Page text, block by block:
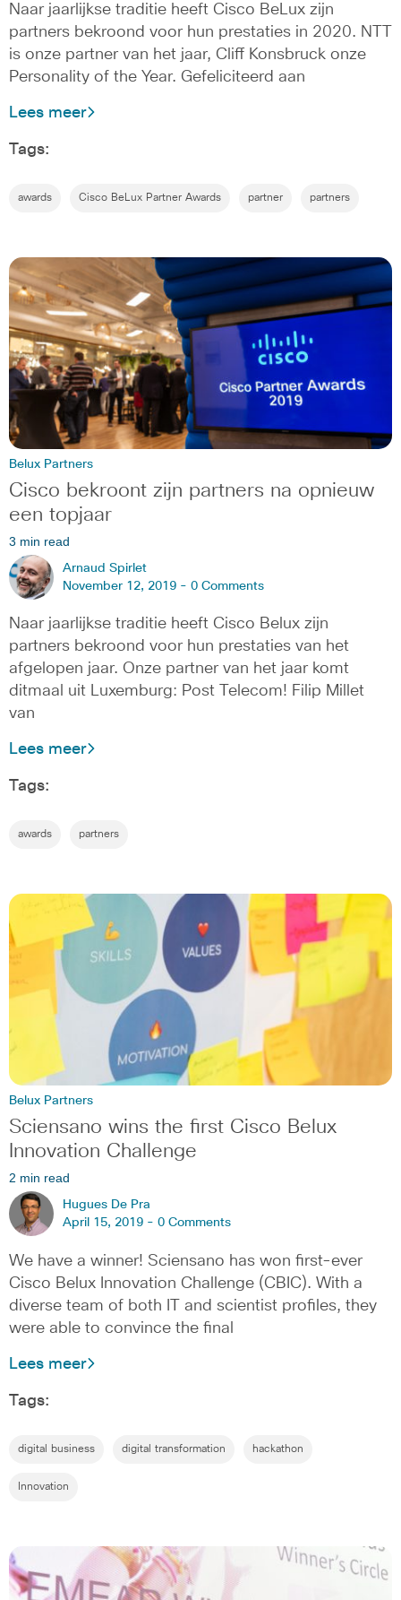
Naar jaarlijkse traditie heeft Cisco BeLux zijn
partners bekroond voor hun prestaties in 2020. NTT
is onze partner van het jaar, Cliff Konsbruck onze
Personality of the Year. Gefeliciteerd aan
Lees meer
Tags:
awards Cisco BeLux Partner Awards partner partners
Belux Partners
Cisco bekroont zijn partners na opnieuw
een topjaar
3 min read
Arnaud Spirlet
November 12, 2019 - 0 Comments
Naar jaarlijkse traditie heeft Cisco Belux zijn
partners bekroond voor hun prestaties van het
afgelopen jaar. Onze partner van het jaar komt
ditmaal uit Luxemburg: Post Telecom! Filip Millet
van
Lees meer
Tags:
awards partners
Belux Partners
Sciensano wins the first Cisco Belux
Innovation Challenge
2 min read
Hugues De Pra
April 15, 2019 - 0 Comments
We have a winner! Sciensano has won first-ever
Cisco Belux Innovation Challenge (CBIC). With a
diverse team of both IT and scientist profiles, they
were able to convince the final
Lees meer
Tags:
digital business digital transformation hackathon
Innovation